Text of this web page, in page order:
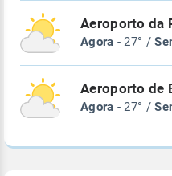
Aeroporto da
Agora - 27° /
Aeroporto de
Agora - 27° /